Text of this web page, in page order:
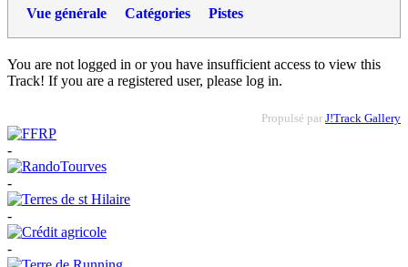
Vue générale Catégories Pistes
You are not logged in or you have insufficient access to view this
Track! If you are a registered user, please log in.
Propulsé par J!Track Gallery
-
-
-
-